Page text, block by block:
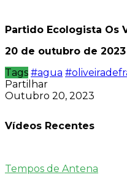
Partido Ecologista Os
20 de outubro de 2023
Tags #agua
Partilhar
Outubro 20, 2023
Vídeos Recentes
Tempos de Antena